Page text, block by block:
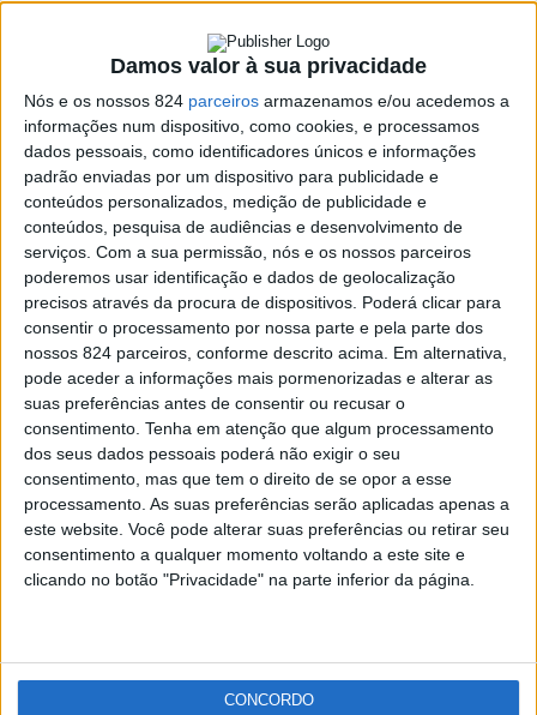
Damos valor à sua privacidade
Nós e os nossos 824 parceiros armazenamos e/ou acedemos a
informações num dispositivo, como cookies, e processamos
dados pessoais, como identificadores únicos e informações
padrão enviadas por um dispositivo para publicidade e
conteúdos personalizados, medição de publicidade e
conteúdos, pesquisa de audiências e desenvolvimento de
serviços. Com a sua permissão, nós e os nossos parceiros
poderemos usar identificação e dados de geolocalização
precisos através da procura de dispositivos. Poderá clicar para
consentir o processamento por nossa parte e pela parte dos
nossos 824 parceiros, conforme descrito acima. Em alternativa,
pode aceder a informações mais pormenorizadas e alterar as
suas preferências antes de consentir ou recusar o
consentimento. Tenha em atenção que algum processamento
dos seus dados pessoais poderá não exigir o seu
consentimento, mas que tem o direito de se opor a esse
processamento. As suas preferências serão aplicadas apenas a
este website. Você pode alterar suas preferências ou retirar seu
consentimento a qualquer momento voltando a este site e
clicando no botão "Privacidade" na parte inferior da página.
CONCORDO
Apresentado hino e vídeo promocional da Eurocidade
Badajoz-Elvas-Campo Maior (c/vídeo)
Redacção - 30 de Junho, 2021
Publicidade
Publicidade
RSS X